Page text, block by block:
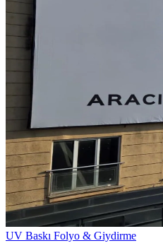
UV Baskı Folyo & Giydirme